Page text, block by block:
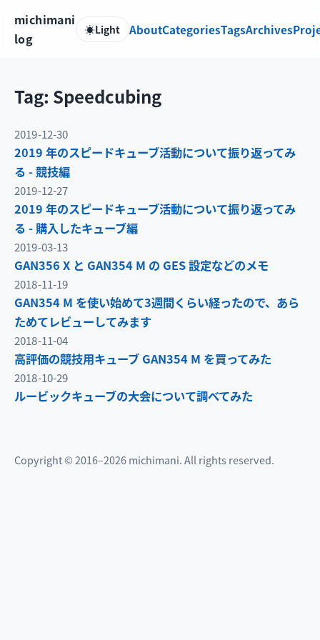
michimani
log
☀️Light AboutCategoriesTagsArchives
Tag: Speedcubing
2019-12-30
2019 年のスピードキューブ活動について振り返ってみ
る - 競技編
2019-12-27
2019 年のスピードキューブ活動について振り返ってみ
る - 購入したキューブ編
2019-03-13
GAN356 X と GAN354 M の GES 設定などのメモ
2018-11-19
GAN354 M を使い始めて3週間くらい経ったので、あら
ためてレビューしてみます
2018-11-04
高評価の競技用キューブ GAN354 M を買ってみた
2018-10-29
ルービックキューブの大会について調べてみた
Copyright © 2016–2026 michimani. All rights reserved.